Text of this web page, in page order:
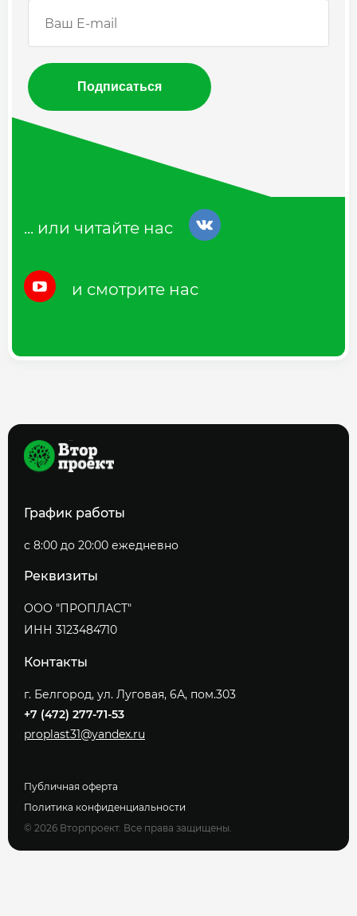
Подписаться
... или читайте нас
и смотрите нас
График работы
с 8:00 до 20:00 ежедневно
Реквизиты
ООО "ПРОПЛАСТ"
ИНН 3123484710
Контакты
г. Белгород, ул. Луговая, 6А, пом.303
+7 (472) 277-71-53
proplast31@yandex.ru
Публичная оферта
Политика конфиденциальности
© 2026 Вторпроект. Все права защищены.